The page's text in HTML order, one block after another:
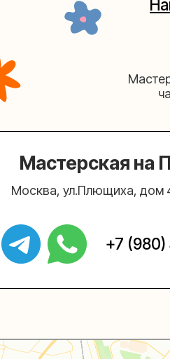
Москва, ул.Плющиха, дом 42
Мастерская на
+7 (980)